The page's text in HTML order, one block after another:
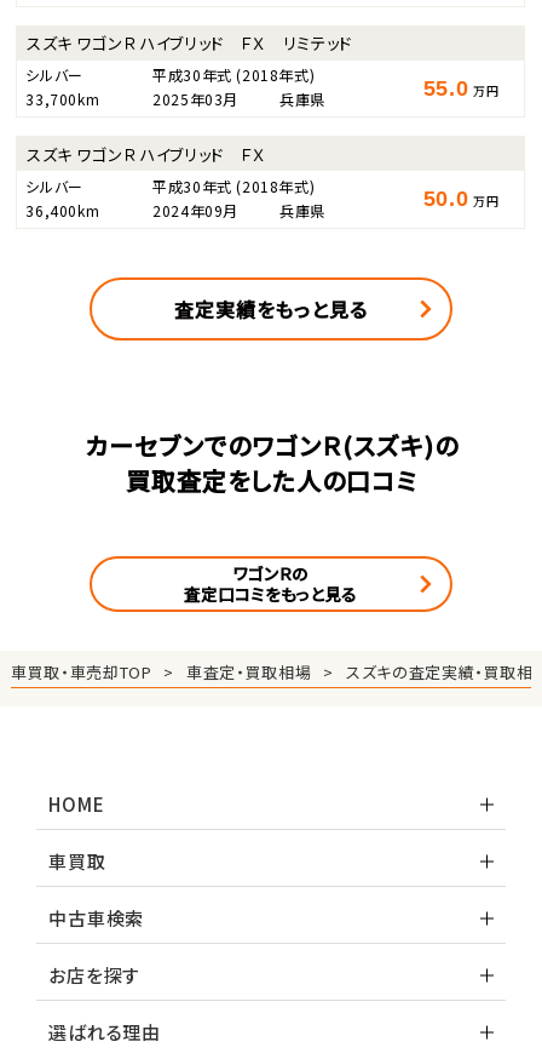
スズキ ワゴンＲ ハイブリッド ＦＸ リミテッド
シルバー 平成30年式(2018年式)
33,700km
2025年03月 兵庫県 55.0 万円
スズキ ワゴンＲ ハイブリッド ＦＸ
シルバー 平成30年式(2018年式)
36,400km
2024年09月 兵庫県 50.0 万円
査定実績をもっと見る
カーセブンでのワゴンＲ(スズキ)の
買取査定をした人の口コミ
ワゴンＲの
査定口コミをもっと見る
車買取・車売却TOP 車査定・買取相場 スズキの査定実績・買取相
HOME
車買取
中古車検索
お店を探す
選ばれる理由